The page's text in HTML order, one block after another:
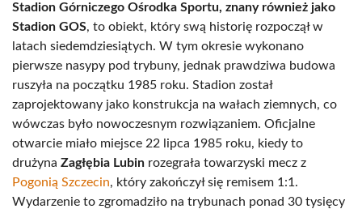
Stadion Górniczego Ośrodka Sportu, znany również jako
Stadion GOS, to obiekt, który swą historię rozpoczął w
latach siedemdziesiątych. W tym okresie wykonano
pierwsze nasypy pod trybuny, jednak prawdziwa budowa
ruszyła na początku 1985 roku. Stadion został
zaprojektowany jako konstrukcja na wałach ziemnych, co
wówczas było nowoczesnym rozwiązaniem. Oficjalne
otwarcie miało miejsce 22 lipca 1985 roku, kiedy to
drużyna Zagłębia Lubin rozegrała towarzyski mecz z
Pogonią Szczecin, który zakończył się remisem 1:1.
Wydarzenie to zgromadziło na trybunach ponad 30 tysięcy